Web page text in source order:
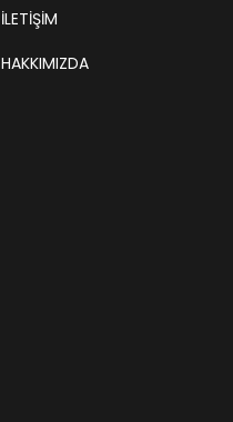
İLETİŞİM
HAKKIMIZDA